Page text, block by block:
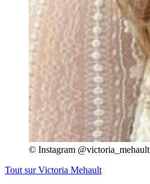
© Instagram @victoria_mehault
Tout surVictoria Mehault